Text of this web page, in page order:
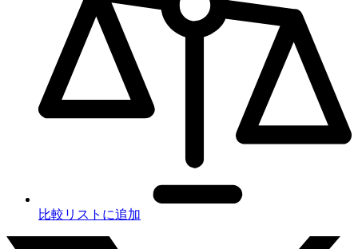
比較リストに追加